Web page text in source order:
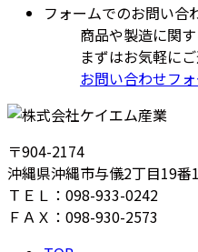
フォームでのお問い合
商品や製造に関す
まずはお気軽に
お問い合わせフ
〒904-2174
沖縄県沖縄市与儀2丁目19番
ＴＥＬ：098-933-0242
ＦＡＸ：098-930-2573